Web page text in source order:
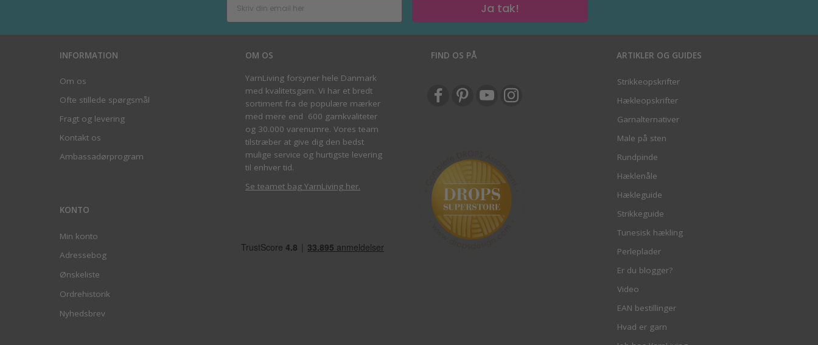
Ja tak!
INFORMATION
Om os
Ofte stillede spørgsmål
Fragt og levering
Kontakt os
Ambassadørprogram
KONTO
Min konto
Adressebog
Ønskeliste
Ordrehistorik
Nyhedsbrev
OM OS
YarnLiving forsyner hele Danmark
med kvalitetsgarn. Vi har et bredt
sortiment fra de populære mærker
med mere end 600 garnkvaliteter
og 30.000 varenumre. Vores team
tilstræber at give dig den bedst
mulige service og hurtigste levering
til enhver tid.
Se teamet bag YarnLiving her.
FIND OS PÅ ARTIKLER OG GUIDES
Strikkeopskrifter
Hækleopskrifter
Garnalternativer
Male på sten
Rundpinde
Hæklenåle
Hækleguide
Strikkeguide
Tunesisk hækling
Perleplader
Er du blogger?
Video
EAN bestillinger
Hvad er garn